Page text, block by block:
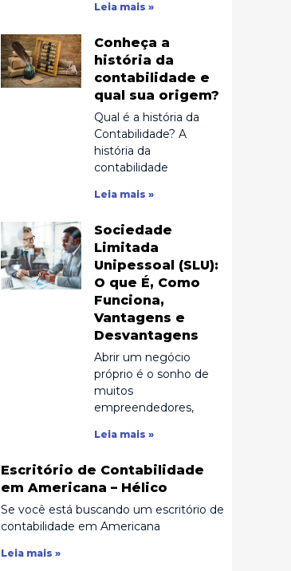
Leia mais »
Conheça a
história da
contabilidade e
qual sua origem?
Qual é a história da
Contabilidade? A
história da
contabilidade
Leia mais »
Sociedade
Limitada
Unipessoal (SLU):
O que É, Como
Funciona,
Vantagens e
Desvantagens
Abrir um negócio
próprio é o sonho de
muitos
empreendedores,
Leia mais »
Escritório de Contabilidade
em Americana – Hélico
Se você está buscando um escritório de
contabilidade em Americana
Leia mais »